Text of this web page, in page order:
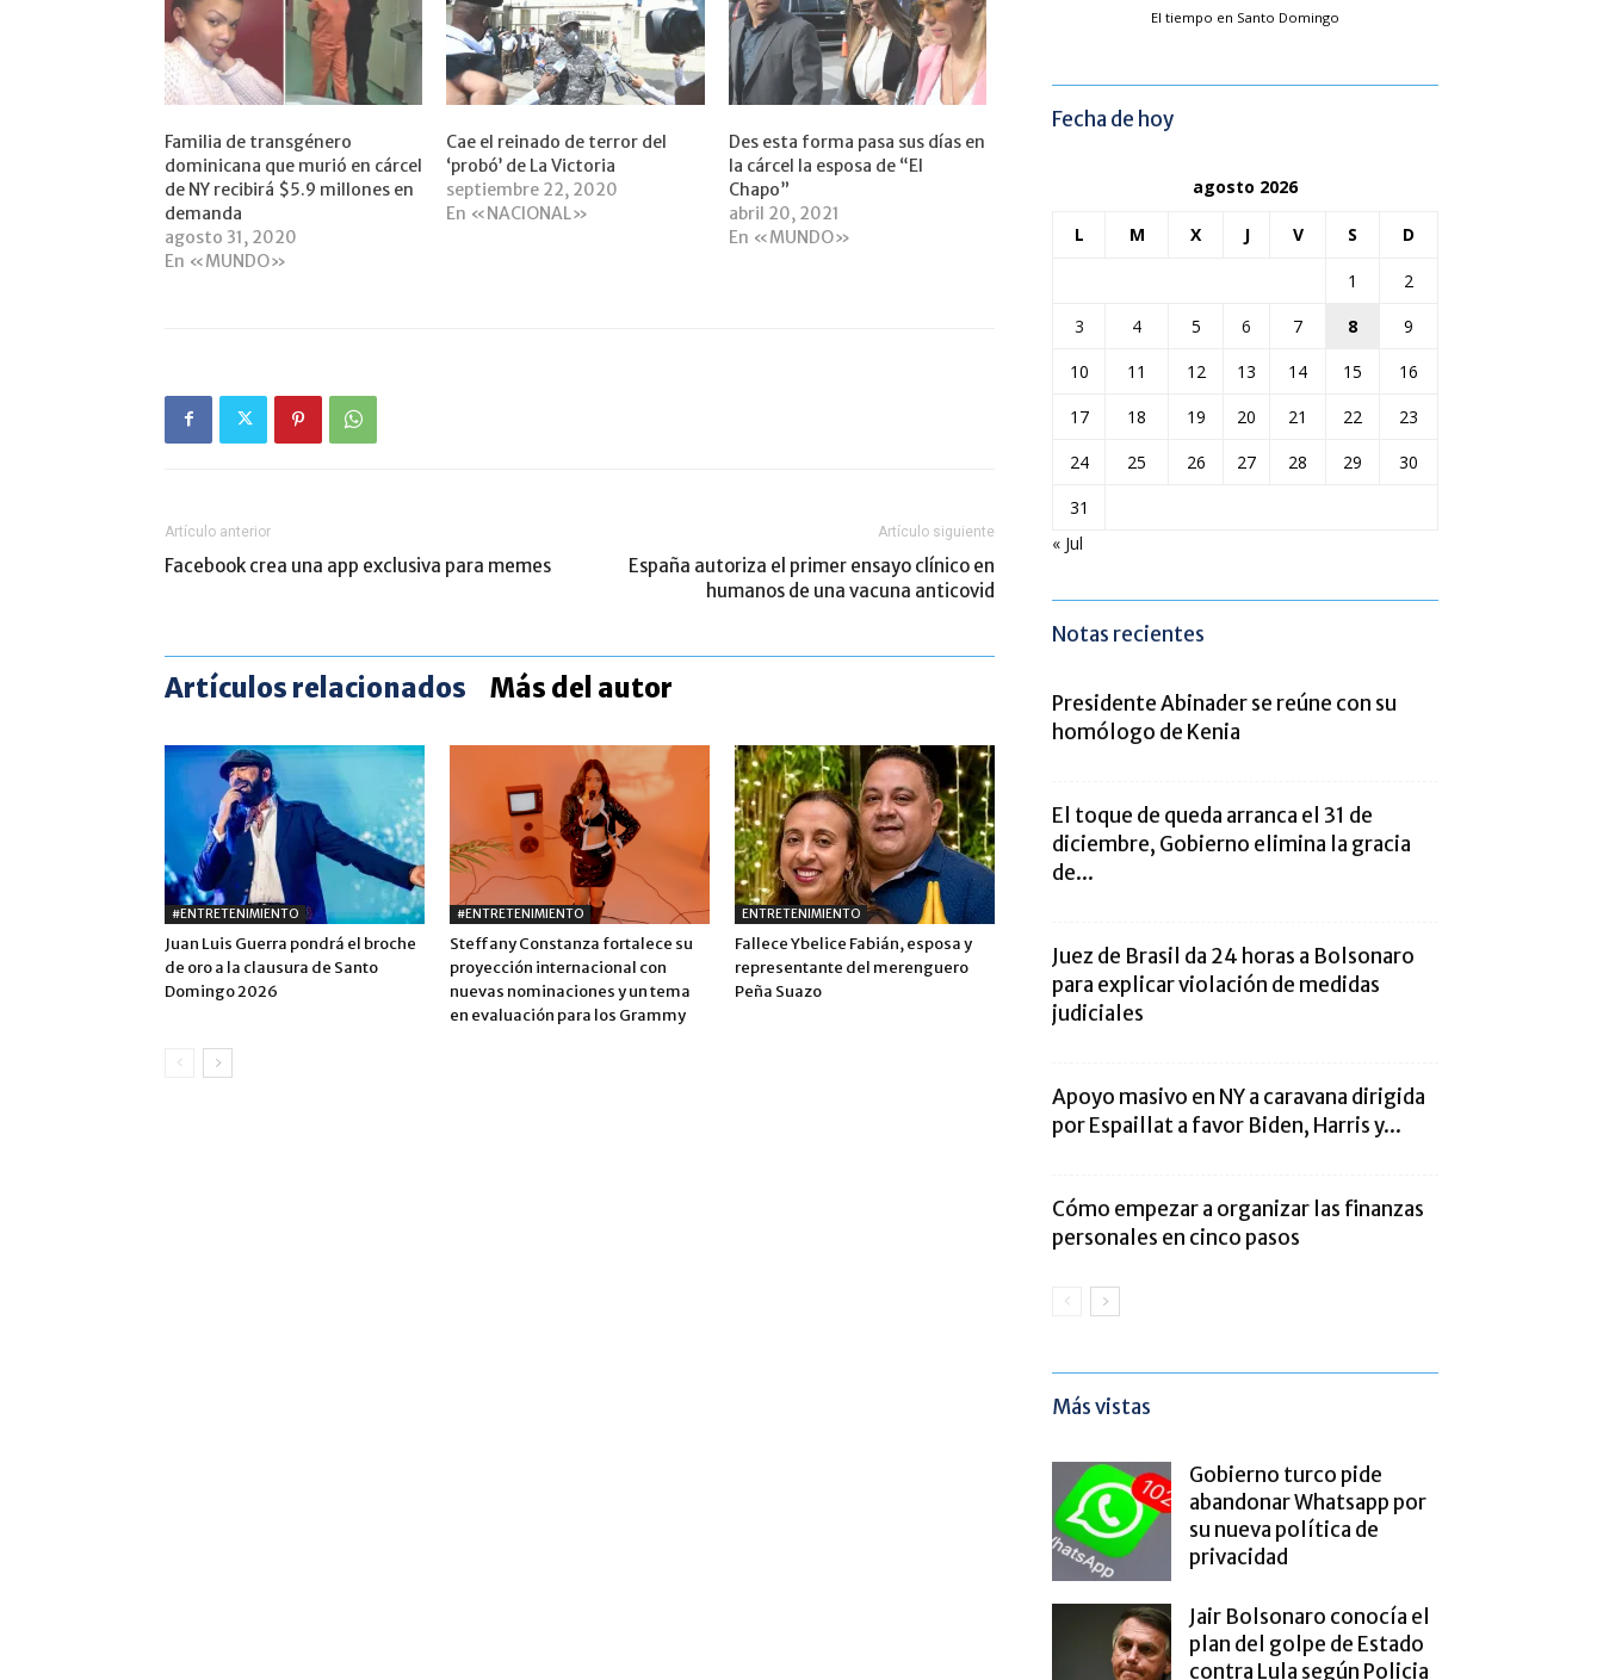
Familia de transgénero
dominicana que murió en cárcel
de NY recibirá $5.9 millones en
demanda
agosto 31, 2020
En «MUNDO»
Cae el reinado de terror del
‘probó’ de La Victoria
septiembre 22, 2020
En «NACIONAL»
Des esta forma pasa sus días en
la cárcel la esposa de “El
Chapo”
abril 20, 2021
En «MUNDO»
Artículo anterior
Facebook crea una app exclusiva para memes
Artículo siguiente
España autoriza el primer ensayo clínico en
humanos de una vacuna anticovid
Artículos relacionados Más del autor
#ENTRETENIMIENTO
Juan Luis Guerra pondrá el broche
de oro a la clausura de Santo
Domingo 2026
#ENTRETENIMIENTO
Steffany Constanza fortalece su
proyección internacional con
nuevas nominaciones y un tema
en evaluación para los Grammy
ENTRETENIMIENTO
Fallece Ybelice Fabián, esposa y
representante del merenguero
Peña Suazo
El tiempo en Santo Domingo
Fecha de hoy
agosto 2026
L M X J V S D
1
2
3
4 5 6 7 8
9
10
11 12 13 14 15
16
17
18 19 20 21 22
23
24
25 26 27 28 29
30
31
« Jul
Notas recientes
Presidente Abinader se reúne con su
homólogo de Kenia
El toque de queda arranca el 31 de
diciembre, Gobierno elimina la gracia
de...
Juez de Brasil da 24 horas a Bolsonaro
para explicar violación de medidas
judiciales
Apoyo masivo en NY a caravana dirigida
por Espaillat a favor Biden, Harris y...
Cómo empezar a organizar las finanzas
personales en cinco pasos
Más vistas
Gobierno turco pide
abandonar Whatsapp por
su nueva política de
privacidad
Jair Bolsonaro conocía el
plan del golpe de Estado
contra Lula según Policia